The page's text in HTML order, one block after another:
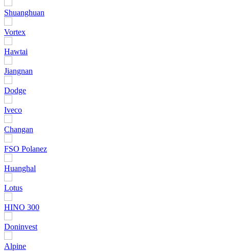
Shuanghuan
Vortex
Hawtai
Jiangnan
Dodge
Iveco
Changan
FSO Polanez
Huanghal
Lotus
HINO 300
Doninvest
Alpine